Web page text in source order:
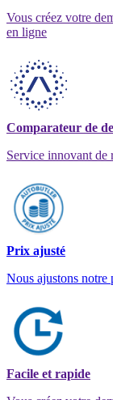
Vous créez votre
en ligne
Comparateur de
Service innovant de
Prix ajusté
Nous ajustons
Facile et rapide